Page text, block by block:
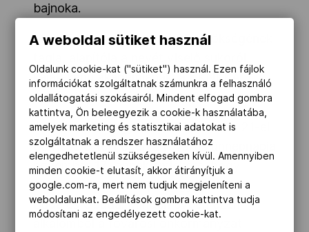
bajnoka.
Ma a Budapesti Honvéd SE elnökségének
kajak-kenu akadémiának, a KKNKKA
Alapítvány kuratóriumának elnöke.
A Fővárosi Közgyűlés 1991. március 21-ei
döntése értelmében a főváros ünnepnapja
november 17., annak emlékére, hogy
1873-ban ezen a napon egyesült Pest,
Buda és Óbuda. Minden évben ezen
alkalomból a fővárosi önkormányzat
A weboldal sütiket használ
Oldalunk cookie-kat ("sütiket") használ. Ezen fájlok
információkat szolgáltatnak számunkra a felhasználó
oldallátogatási szokásairól. Mindent elfogad gombra
kattintva, Ön beleegyezik a cookie-k használatába,
amelyek marketing és statisztikai adatokat is
szolgáltatnak a rendszer használatához
elengedhetetlenül szükségeseken kívül. Amennyiben
minden cookie-t elutasít, akkor átirányítjuk a
google.com-ra, mert nem tudjuk megjeleníteni a
weboldalunkat. Beállítások gombra kattintva tudja
módosítani az engedélyezett cookie-kat.